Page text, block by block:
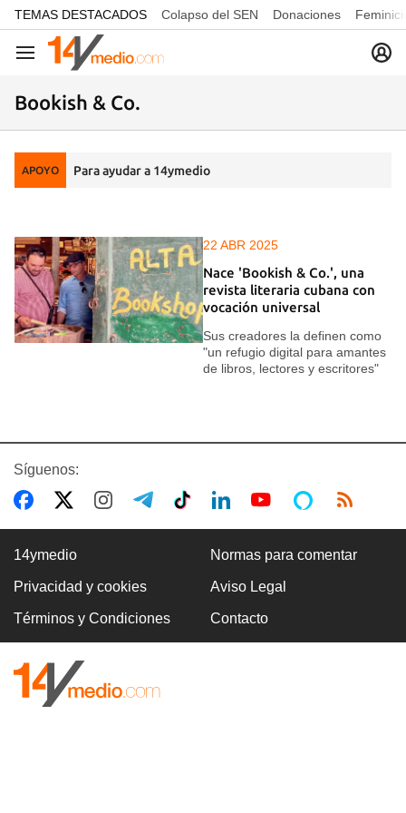
common.go-to-content
TEMAS DESTACADOS Colapso del SEN Donaciones
Navegación
Bookish & Co.
APOYO Para ayudar a 14ymedio
22 ABR 2025
Nace 'Bookish & Co.', una
revista literaria cubana con
vocación universal
Sus creadores la definen como
"un refugio digital para amantes
de libros, lectores y escritores"
Síguenos:
14ymedio Normas para comentar
Privacidad y cookies Aviso Legal
Términos y Condiciones Contacto